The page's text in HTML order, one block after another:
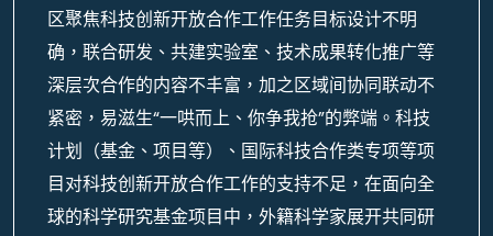
区聚焦科技创新开放合作工作任务目标设计不明
确，联合研发、共建实验室、技术成果转化推广等
深层次合作的内容不丰富，加之区域间协同联动不
紧密，易滋生“一哄而上、你争我抢”的弊端。科技
计划（基金、项目等）、国际科技合作类专项等项
目对科技创新开放合作工作的支持不足，在面向全
球的科学研究基金项目中，外籍科学家展开共同研